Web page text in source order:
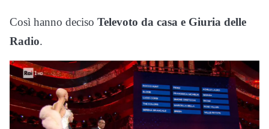
Così hanno deciso Televoto da casa e Giuria delle
Radio.